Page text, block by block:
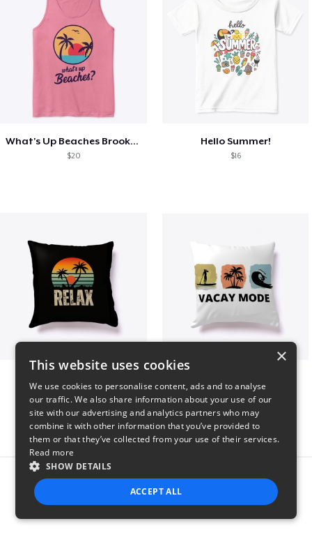
What's Up Beaches Brooklyn 99 Holts Tank
$20
Hello Summer!
$16
Report this product
×
This website uses cookies
We use cookies to personalise content, ads and to analyse
our traffic. We also share information about your use of our
site with our advertising and analytics partners who may
combine it with other information that you’ve provided to
them or that they’ve collected from your use of their services.
Read more
SHOW DETAILS
ACCEPT ALL
STRICTLY NECESSARY PERFORMANCE